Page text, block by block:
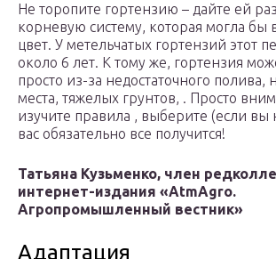
Не торопите гортензию – дайте ей
корневую систему, которая могла бы
цвет. У метельчатых гортензий этот
около 6 лет. К тому же, гортензия
просто из-за недостаточного полива,
места, тяжелых грунтов, . Просто
изучите правила , выберите (если вы
вас обязательно все получится!
Татьяна Кузьменко, член
интернет-издания «AtmAgro.
Агропромышленный вестник»
Адаптация